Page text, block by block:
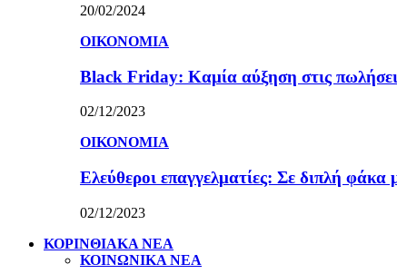
20/02/2024
ΟΙΚΟΝΟΜΙΑ
Black Friday: Καμία αύξηση στις πωλήσεις
02/12/2023
ΟΙΚΟΝΟΜΙΑ
Ελεύθεροι επαγγελματίες: Σε διπλή φάκα
02/12/2023
ΚΟΡΙΝΘΙΑΚΑ ΝΕΑ
ΚΟΙΝΩΝΙΚΑ ΝΕΑ